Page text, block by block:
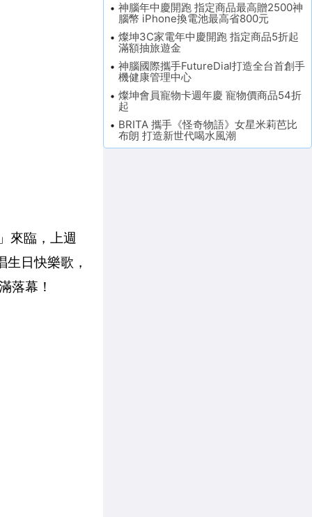
來臨，上週
日快樂歌，
落幕！
神腦年中慶開跑 指定商品最高贈2500神
腦幣 iPhone換電池最高省800元
燦坤3C家電年中慶開跑 指定商品5折起
滿額抽旅遊金
神腦國際攜手FutureDial打造全台首創手
機健康管理中心
燦坤會員寵物卡週年慶 寵物價商品54折
起
BRITA 攜手《怪奇物語》女星米莉芭比
布朗 打造新世代喝水風潮